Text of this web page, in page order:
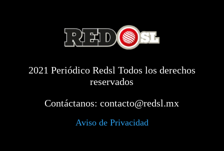
2021 Periódico Redsl Todos los derechos
reservados
Contáctanos:contacto@redsl.mx
Aviso de Privacidad